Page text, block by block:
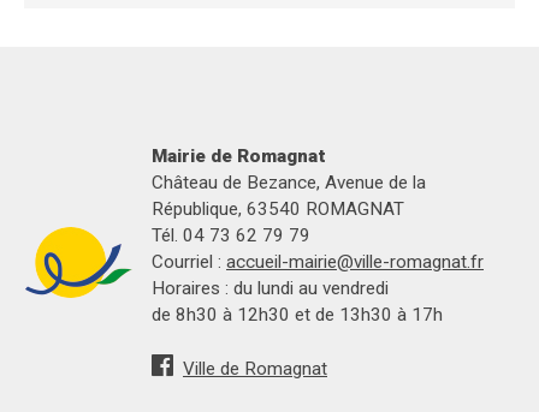
Mairie de Romagnat
Château de Bezance, Avenue de la
République, 63540 ROMAGNAT
Tél. 04 73 62 79 79
Courriel : accueil-mairie@ville-romagnat.fr
Horaires : du lundi au vendredi
de 8h30 à 12h30 et de 13h30 à 17h
Ville de Romagnat